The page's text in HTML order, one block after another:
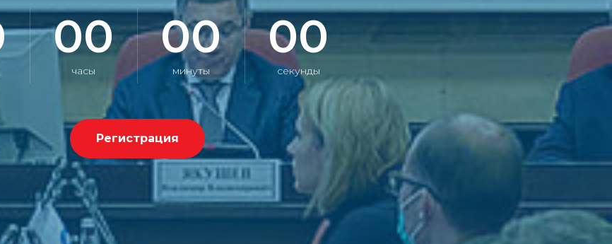
00
часы
00
минуты
00
секунды
Регистрация